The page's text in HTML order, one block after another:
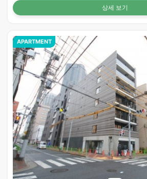
상세 보기
APARTMENT